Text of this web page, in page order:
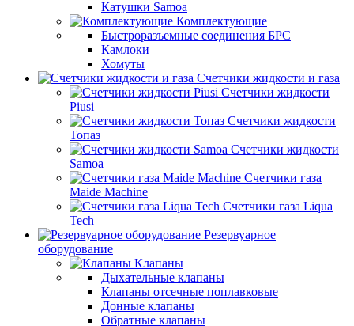
Катушки Samoa
Комплектующие
Быстроразъемные соединения БРС
Камлоки
Хомуты
Счетчики жидкости и газа
Счетчики жидкости
Piusi
Счетчики жидкости
Топаз
Счетчики жидкости
Samoa
Счетчики газа
Maide Machine
Счетчики газа Liqua
Tech
Резервуарное
оборудование
Клапаны
Дыхательные клапаны
Клапаны отсечные поплавковые
Донные клапаны
Обратные клапаны